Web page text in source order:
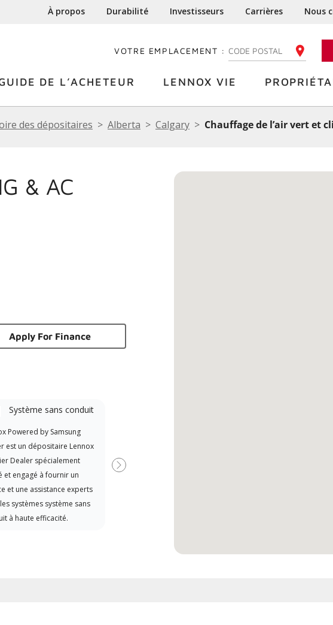
À propos Durabilité Investisseurs Carrières Nous
VOTRE EMPLACEMENT : ENTREZ VOTRE CODE
DE L’ACHETEUR LENNOX VIE
des dépositaires Alberta Calgary Chauffage de l’air vert et
& AC
Apply For Finance
Système sans conduit
Powered by Samsung
est un dépositaire Lennox
Dealer spécialement
et engagé à fournir un
et une assistance experts
systèmes système sans
à haute efficacité.
Suivant